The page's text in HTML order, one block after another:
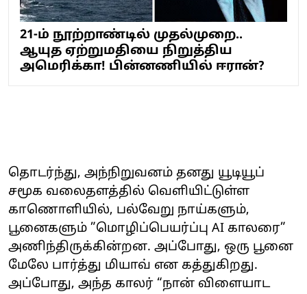
21-ம் நூற்றாண்டில் முதல்முறை..
ஆயுத ஏற்றுமதியை நிறுத்திய
அமெரிக்கா! பின்னணியில் ஈரான்?
தொடர்ந்து, அந்நிறுவனம் தனது யூடியூப்
சமூக வலைதளத்தில் வெளியிட்டுள்ள
காணொளியில், பல்வேறு நாய்களும்,
பூனைகளும் ”மொழிப்பெயர்ப்பு AI காலரை”
அணிந்திருக்கின்றன. அப்போது, ஒரு பூனை
மேலே பார்த்து மியாவ் என கத்துகிறது.
அப்போது, அந்த காலர் “நான் விளையாட